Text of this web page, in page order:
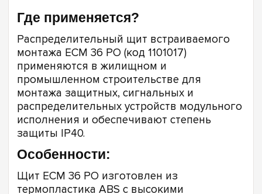
Где применяется?
Распределительный щит встраиваемого
монтажа ECM 36 PO (код 1101017)
применяются в жилищном и
промышленном строительстве для
монтажа защитных, сигнальных и
распределительных устройств модульного
исполнения и обеспечивают степень
защиты IP40.
Особенности:
Щит ECM 36 PO изготовлен из
термопластика ABS с высокими